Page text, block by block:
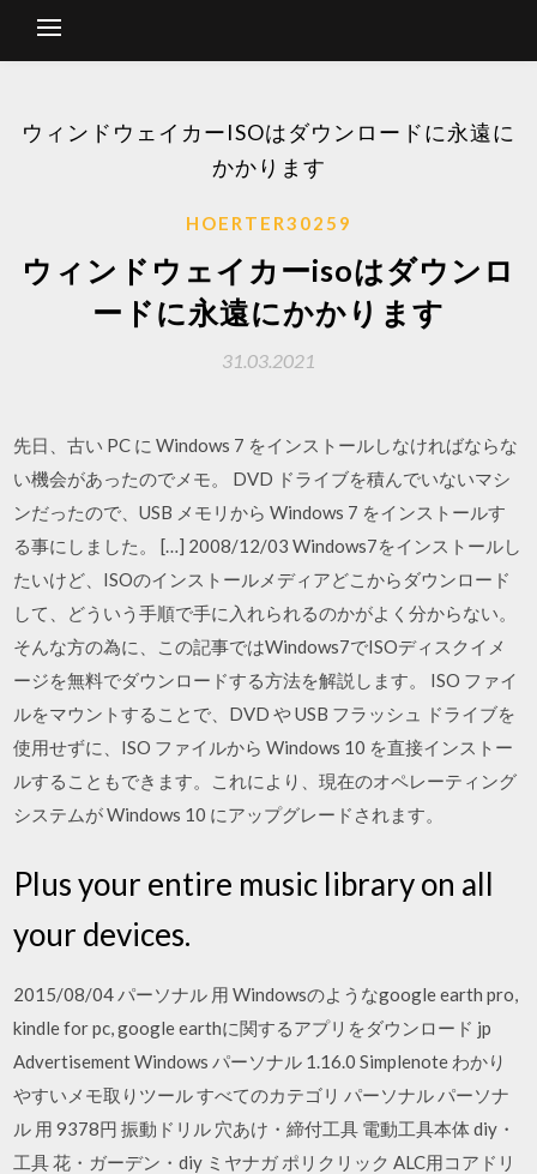
ウィンドウェイカーISOはダウンロードに永遠に
かかります
HOERTER30259
ウィンドウェイカーisoはダウンロ
ードに永遠にかかります
31.03.2021
先日、古い PC に Windows 7 をインストールしなければならな
い機会があったのでメモ。 DVD ドライブを積んでいないマシ
ンだったので、USB メモリから Windows 7 をインストールす
る事にしました。 […] 2008/12/03 Windows7をインストールし
たいけど、ISOのインストールメディアどこからダウンロード
して、どういう手順で手に入れられるのかがよく分からない。
そんな方の為に、この記事ではWindows7でISOディスクイメ
ージを無料でダウンロードする方法を解説します。 ISO ファイ
ルをマウントすることで、DVD や USB フラッシュ ドライブを
使用せずに、ISO ファイルから Windows 10 を直接インストー
ルすることもできます。これにより、現在のオペレーティング
システムが Windows 10 にアップグレードされます。
Plus your entire music library on all
your devices.
2015/08/04 パーソナル 用 Windowsのようなgoogle earth pro,
kindle for pc, google earthに関するアプリをダウンロード jp
Advertisement Windows パーソナル 1.16.0 Simplenote わかり
やすいメモ取りツール すべてのカテゴリ パーソナル パーソナ
ル 用 9378円 振動ドリル 穴あけ・締付工具 電動工具本体 diy・
工具 花・ガーデン・diy ミヤナガ ポリクリック ALC用コアドリ